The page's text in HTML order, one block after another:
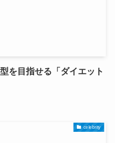
を目指せる「ダイエット
celebrity